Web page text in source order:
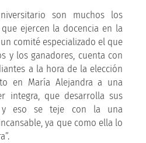
son muchos los
ejercen la docencia en la
comité especializado el que
y los ganadores, cuenta con
a la hora de la elección
en María Alejandra a una
integra, que desarrolla sus
y eso se teje con la una
ya que como ella lo